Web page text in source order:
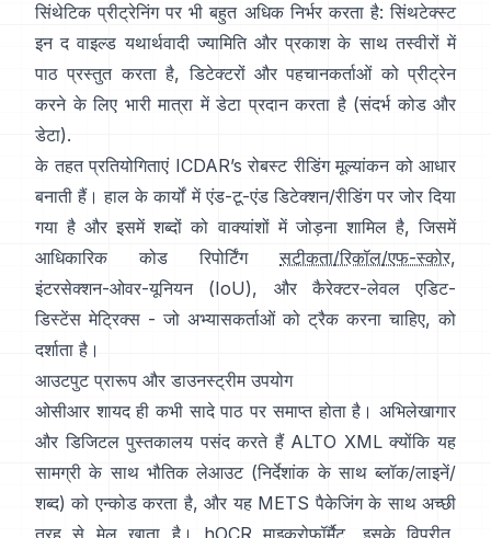
सिंथेटिक प्रीट्रेनिंग पर भी बहुत अधिक निर्भर करता है: सिंथटेक्स्ट
इन द वाइल्ड यथार्थवादी ज्यामिति और प्रकाश के साथ तस्वीरों में
पाठ प्रस्तुत करता है, डिटेक्टरों और पहचानकर्ताओं को प्रीट्रेन
करने के लिए भारी मात्रा में डेटा प्रदान करता है (संदर्भ कोड और
डेटा).
के तहत प्रतियोगिताएं ICDAR’s रोबस्ट रीडिंग मूल्यांकन को आधार
बनाती हैं। हाल के कार्यों में एंड-टू-एंड डिटेक्शन/रीडिंग पर जोर दिया
गया है और इसमें शब्दों को वाक्यांशों में जोड़ना शामिल है, जिसमें
आधिकारिक कोड रिपोर्टिंग
सटीकता/रिकॉल/एफ-स्कोर,
इंटरसेक्शन-ओवर-यूनियन (IoU), और कैरेक्टर-लेवल एडिट-
डिस्टेंस मेट्रिक्स - जो अभ्यासकर्ताओं को ट्रैक करना चाहिए, को
दर्शाता है।
आउटपुट प्रारूप और डाउनस्ट्रीम उपयोग
ओसीआर शायद ही कभी सादे पाठ पर समाप्त होता है। अभिलेखागार
और डिजिटल पुस्तकालय पसंद करते हैं ALTO XML क्योंकि यह
सामग्री के साथ भौतिक लेआउट (निर्देशांक के साथ ब्लॉक/लाइनें/
शब्द) को एन्कोड करता है, और यह METS पैकेजिंग के साथ अच्छी
तरह से मेल खाता है।
hOCR माइक्रोफ़ॉर्मैट, इसके विपरीत,